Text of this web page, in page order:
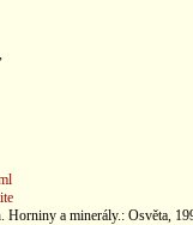
a minerály.: Osvěta,